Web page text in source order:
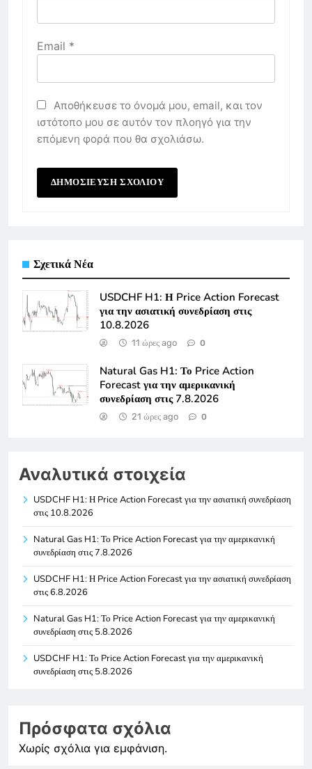
Email *
Αποθήκευσε το όνομά μου, email, και τον
ιστότοπο μου σε αυτόν τον πλοηγό για την
επόμενη φορά που θα σχολιάσω.
Σχετικά Νέα
USDCHF H1: Η Price Action Forecast
για την ασιατική συνεδρίαση στις
10.8.2026
11 ώρες ago 0
Natural Gas H1: Το Price Action
Forecast για την αμερικανική
συνεδρίαση στις 7.8.2026
21 ώρες ago 0
Αναλυτικά στοιχεία
USDCHF H1: Η Price Action Forecast για την ασιατική συνεδρίαση
στις 10.8.2026
Natural Gas H1: Το Price Action Forecast για την αμερικανική
συνεδρίαση στις 7.8.2026
USDCHF H1: Η Price Action Forecast για την ασιατική συνεδρίαση
στις 6.8.2026
Natural Gas H1: Το Price Action Forecast για την αμερικανική
συνεδρίαση στις 5.8.2026
USDCHF H1: Το Price Action Forecast για την αμερικανική
συνεδρίαση στις 5.8.2026
Πρόσφατα σχόλια
Χωρίς σχόλια για εμφάνιση.